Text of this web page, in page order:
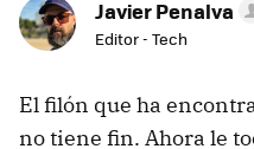
Javier Penalva
Editor - Tech
El filón que ha
no tiene fin. Ahora le